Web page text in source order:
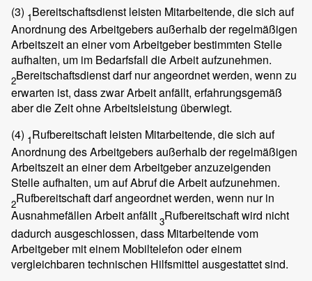
(3) 1Bereitschaftsdienst leisten Mitarbeitende, die sich auf
Anordnung des Arbeitgebers außerhalb der regelmäßigen
Arbeitszeit an einer vom Arbeitgeber bestimmten Stelle
aufhalten, um im Bedarfsfall die Arbeit aufzunehmen.
2Bereitschaftsdienst darf nur angeordnet werden, wenn zu
erwarten ist, dass zwar Arbeit anfällt, erfahrungsgemäß
aber die Zeit ohne Arbeitsleistung überwiegt.
(4) 1Rufbereitschaft leisten Mitarbeitende, die sich auf
Anordnung des Arbeitgebers außerhalb der regelmäßigen
Arbeitszeit an einer dem Arbeitgeber anzuzeigenden
Stelle aufhalten, um auf Abruf die Arbeit aufzunehmen.
2Rufbereitschaft darf angeordnet werden, wenn nur in
Ausnahmefällen Arbeit anfällt 3Rufbereitschaft wird nicht
dadurch ausgeschlossen, dass Mitarbeitende vom
Arbeitgeber mit einem Mobiltelefon oder einem
vergleichbaren technischen Hilfsmittel ausgestattet sind.